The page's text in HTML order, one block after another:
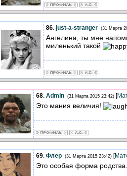
86. just-a-stranger (31 Марта
Ангелина, ты мне
миленький такой
68. Admin (31 Марта 2015 23:42) [
Это мания величия!
69. Флер (31 Марта 2015 23:42) [
Это особая форма